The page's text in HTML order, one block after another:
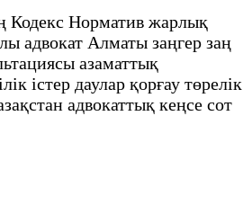
Кодекс Норматив жарлық
адвокат Алматы заңгер заң
азаматтық
істер даулар қорғау төрелік
адвокаттық кеңсе сот